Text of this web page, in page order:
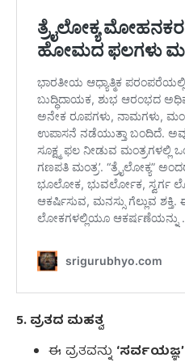
5. ವ್ರತದ ಮಹತ್ವ
ಈ ವ್ರತವನ್ನು ‘ಸರ್ವಯಜ್ಞ’